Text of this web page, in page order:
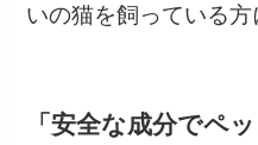
いの猫を飼っている方
「安全な成分でペ